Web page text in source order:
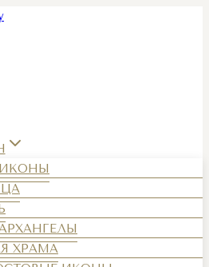
ХРАМА